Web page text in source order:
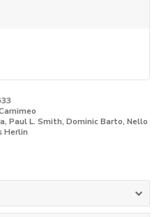
Paul L. Smith, Dominic Barto, Nello
Herlin